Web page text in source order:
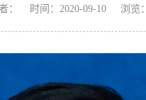
： 时间：2020-09-10 浏览：